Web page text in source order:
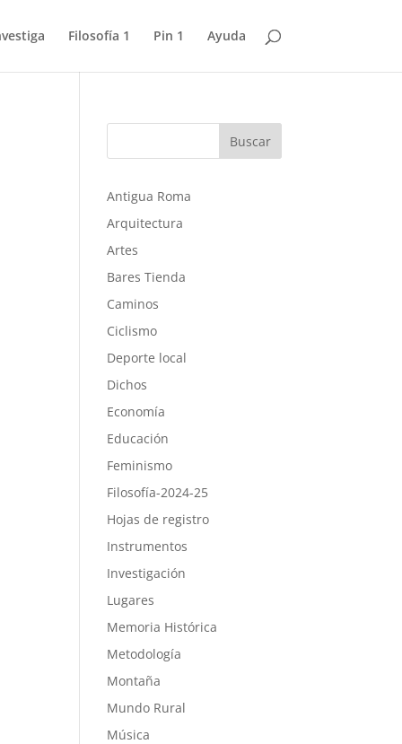
Filosofía 1 Pin 1 Ayuda
Buscar
Antigua Roma
Arquitectura
Artes
Bares Tienda
Caminos
Ciclismo
Deporte local
Dichos
Economía
Educación
Feminismo
Filosofía-2024-25
Hojas de registro
Instrumentos
Investigación
Lugares
Memoria Histórica
Metodología
Montaña
Mundo Rural
Música